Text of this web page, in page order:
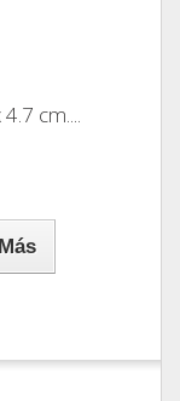
cm....
Más